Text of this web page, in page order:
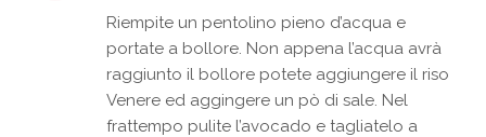
Riempite un pentolino pieno d’acqua e
portate a bollore. Non appena l’acqua avrà
raggiunto il bollore potete aggiungere il riso
Venere ed aggingere un pò di sale. Nel
frattempo pulite l’avocado e tagliatelo a